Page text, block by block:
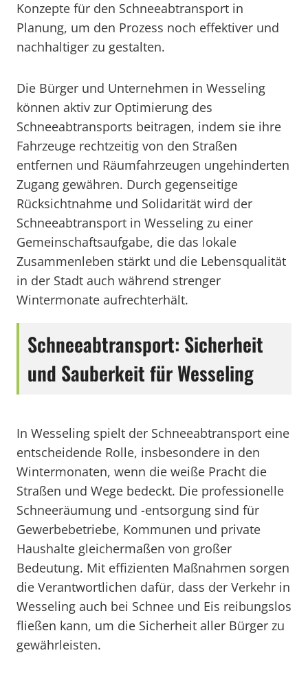
Konzepte für den Schneeabtransport in
Planung, um den Prozess noch effektiver und
nachhaltiger zu gestalten.
Die Bürger und Unternehmen in Wesseling
können aktiv zur Optimierung des
Schneeabtransports beitragen, indem sie ihre
Fahrzeuge rechtzeitig von den Straßen
entfernen und Räumfahrzeugen ungehinderten
Zugang gewähren. Durch gegenseitige
Rücksichtnahme und Solidarität wird der
Schneeabtransport in Wesseling zu einer
Gemeinschaftsaufgabe, die das lokale
Zusammenleben stärkt und die Lebensqualität
in der Stadt auch während strenger
Wintermonate aufrechterhält.
Schneeabtransport: Sicherheit
und Sauberkeit für Wesseling
In Wesseling spielt der Schneeabtransport eine
entscheidende Rolle, insbesondere in den
Wintermonaten, wenn die weiße Pracht die
Straßen und Wege bedeckt. Die professionelle
Schneeräumung und -entsorgung sind für
Gewerbebetriebe, Kommunen und private
Haushalte gleichermaßen von großer
Bedeutung. Mit effizienten Maßnahmen sorgen
die Verantwortlichen dafür, dass der Verkehr in
Wesseling auch bei Schnee und Eis reibungslos
fließen kann, um die Sicherheit aller Bürger zu
gewährleisten.